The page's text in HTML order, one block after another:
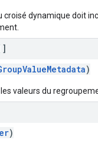
croisé dynamique doit
)
valeurs du
)